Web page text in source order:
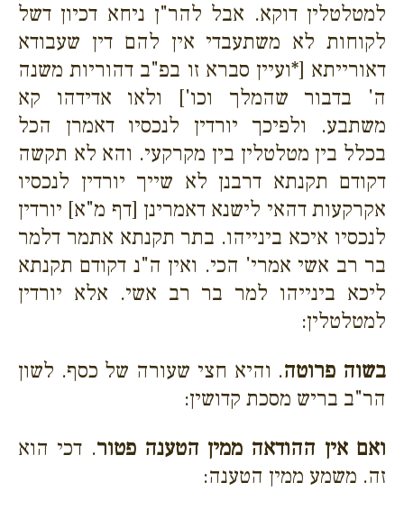
למטלטלין דוקא. אבל להר"ן ניחא דכיון דשל
לקוחות לא משתעבדי אין להם דין שעבודא
דאורייתא [*ועיין סברא זו בפ"ב דהוריות משנה
ה' בדבור שהמלך וכו'] ולאו אדידהו קא
משתבע. ולפיכך יורדין לנכסיו דאמרן הכל
בכלל בין מטלטלין בין מקרקעי. והא לא תקשה
דקודם תקנתא דרבנן לא שייך יורדין לנכסיו
אקרקעות דהאי לישנא דאמרינן [דף מ"א] יורדין
לנכסיו איכא בינייהו. בתר תקנתא אתמר דלמר
בר רב אשי אמרי' הכי. ואין ה"נ דקודם תקנתא
ליכא בינייהו למר בר רב אשי. אלא יורדין
למטלטלין:
בשוה פרוטה. והיא חצי שעורה של כסף. לשון
הר"ב בריש מסכת קדושין:
ואם אין ההודאה ממין הטענה פטור. דכי הוא
זה. משמע ממין הטענה: